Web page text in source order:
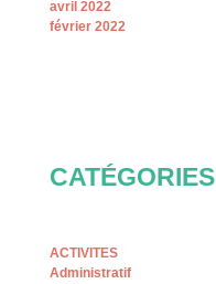
avril 2022
février 2022
CATÉGORIES
ACTIVITES
Administratif